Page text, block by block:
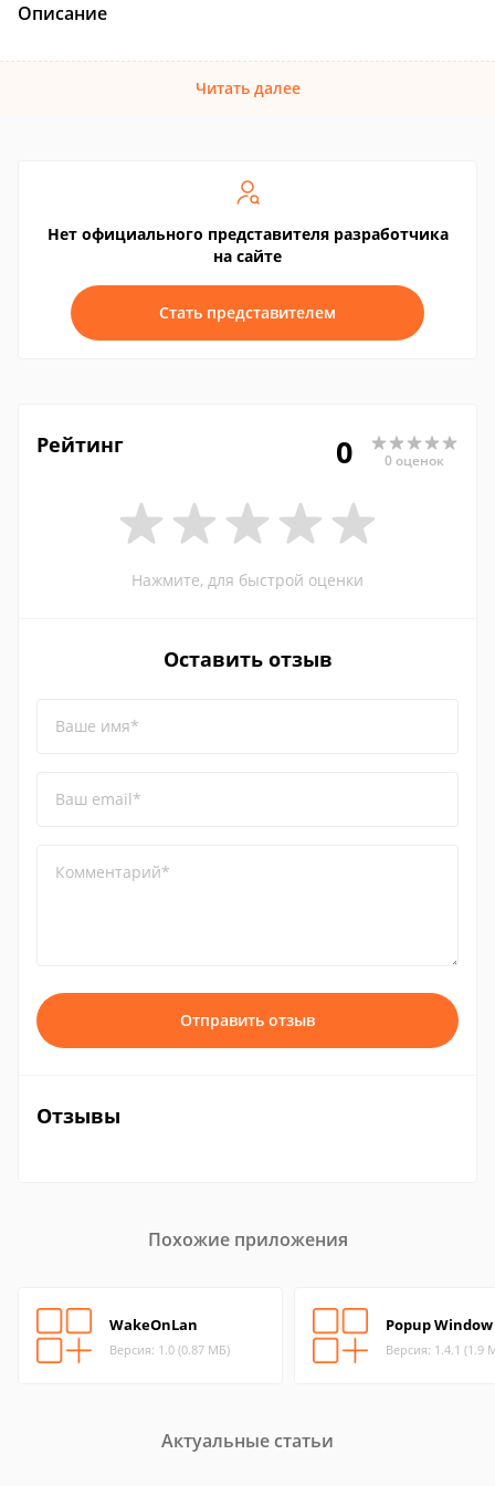
Описание
Читать далее
Нет официального представителя разработчика
на сайте
Стать представителем
Рейтинг 0 0 оценок
Нажмите, для быстрой оценки
Оставить отзыв
Ваше имя*
Ваш email*
Комментарий*
Отправить отзыв
Отзывы
Похожие приложения
WakeOnLan
Версия: 1.0 (0.87 МБ)
Popup Window
Версия: 1.4.1 (1.9
Актуальные статьи